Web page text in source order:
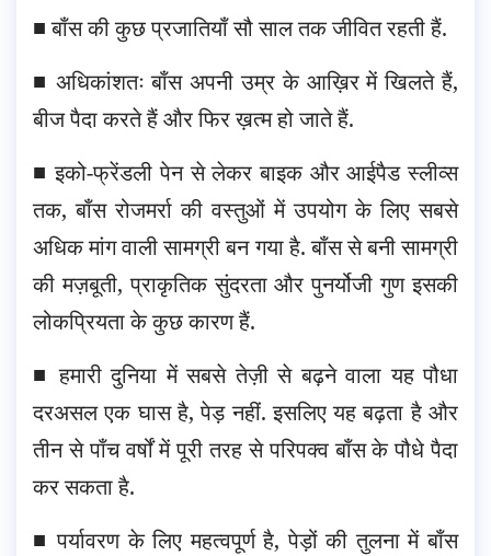
■ बाँस की कुछ प्रजातियाँ सौ साल तक जीवित रहती हैं.
■ अधिकांशतः बाँस अपनी उम्र के आख़िर में खिलते हैं,
बीज पैदा करते हैं और फिर ख़त्म हो जाते हैं.
■ इको-फ्रेंडली पेन से लेकर बाइक और आईपैड स्लीव्स
तक, बाँस रोजमर्रा की वस्तुओं में उपयोग के लिए सबसे
अधिक मांग वाली सामग्री बन गया है. बाँस से बनी सामग्री
की मज़बूती, प्राकृतिक सुंदरता और पुनर्योजी गुण इसकी
लोकप्रियता के कुछ कारण हैं.
■ हमारी दुनिया में सबसे तेज़ी से बढ़ने वाला यह पौधा
दरअसल एक घास है, पेड़ नहीं. इसलिए यह बढ़ता है और
तीन से पाँच वर्षों में पूरी तरह से परिपक्व बाँस के पौधे पैदा
कर सकता है.
■ पर्यावरण के लिए महत्वपूर्ण है, पेड़ों की तुलना में बाँस